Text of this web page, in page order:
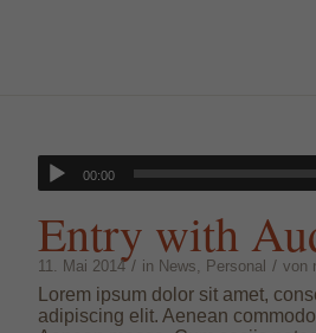
00:00
Entry with
11. Mai 2014 / in News, Personal / von
Lorem ipsum dolor sit amet,
adipiscing elit. Aenean